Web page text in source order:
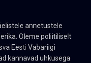
annetustele
Oleme poliitiliselt
Eesti Vabariigi
kannavad uhkusega